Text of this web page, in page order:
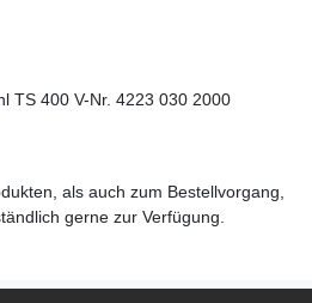
TS 400 V-Nr. 4223 030 2000
als auch zum Bestellvorgang,
gerne zur Verfügung.